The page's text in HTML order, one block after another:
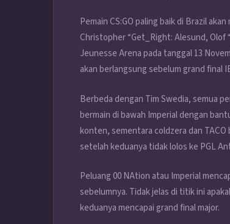
Pemain CS:GO paling baik di Brazil
Christopher “Get_Right: Alesund, Olof
Jeunesse Arena pada tanggal 13
akan berlangsung sebelum grand final
Berbeda dengan Tim Swedia, semua
bermain di bawah Imperial dengan
konten, sementara coldzera dan
setelah keduanya tidak lolos ke PGL
Peluang 00 NAtion atau Imperial
sebelumnya. Tidak jelas di titik ini
keduanya mencapai grand final major.